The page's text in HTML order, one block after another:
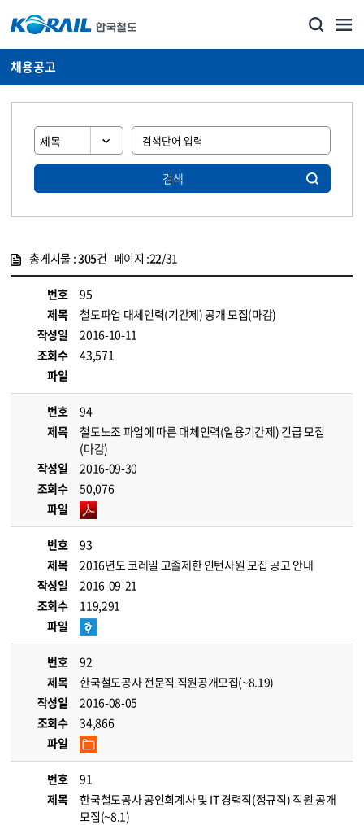
채용공고
검색
총게시물 :305건 페이지 :22/31
번호
95
제목
철도파업 대체인력(기간제) 공개 모집(마감)
작성일
2016-10-11
조회수
43,571
파일
번호
94
제목
철도노조 파업에 따른 대체인력(일용기간제) 긴급 모집
(마감)
작성일
2016-09-30
조회수
50,076
파일
번호
93
제목
2016년도 코레일 고졸제한 인턴사원 모집 공고 안내
작성일
2016-09-21
조회수
119,291
파일
번호
92
제목
한국철도공사 전문직 직원공개모집(~8.19)
작성일
2016-08-05
조회수
34,866
파일
번호
91
제목
한국철도공사 공인회계사 및 IT 경력직(정규직) 직원 공개
모집(~8.1)